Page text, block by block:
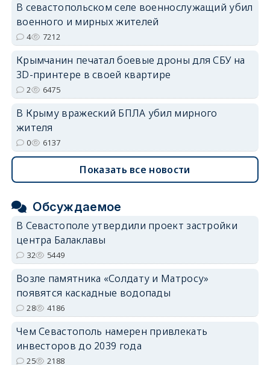
В севастопольском селе военнослужащий убил
военного и мирных жителей
4 7212
Крымчанин печатал боевые дроны для СБУ на
3D-принтере в своей квартире
2 6475
В Крыму вражеский БПЛА убил мирного
жителя
0 6137
Показать все новости
Обсуждаемое
В Севастополе утвердили проект застройки
центра Балаклавы
32 5449
Возле памятника «Солдату и Матросу»
появятся каскадные водопады
28 4186
Чем Севастополь намерен привлекать
инвесторов до 2039 года
25 2188